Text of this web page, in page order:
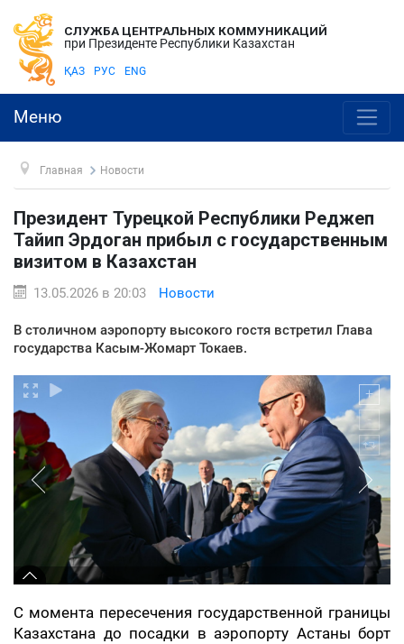
СЛУЖБА ЦЕНТРАЛЬНЫХ КОММУНИКАЦИЙ
при Президенте Республики Казахстан
ҚАЗ РУС ENG
Меню
Главная Новости
Президент Турецкой Республики Реджеп
Тайип Эрдоган прибыл с государственным
визитом в Казахстан
13.05.2026 в 20:03 Новости
В столичном аэропорту высокого гостя встретил Глава
государства Касым-Жомарт Токаев.
С момента пересечения государственной границы
Казахстана до посадки в аэропорту Астаны борт